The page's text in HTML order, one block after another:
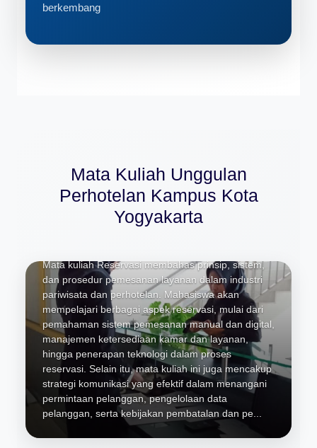
berkembang
Mata Kuliah Unggulan
Perhotelan Kampus Kota
Yogyakarta
Mata kuliah Reservasi membahas prinsip, sistem,
dan prosedur pemesanan layanan dalam industri
pariwisata dan perhotelan. Mahasiswa akan
mempelajari berbagai aspek reservasi, mulai dari
pemahaman sistem pemesanan manual dan digital,
manajemen ketersediaan kamar dan layanan,
hingga penerapan teknologi dalam proses
reservasi. Selain itu, mata kuliah ini juga mencakup
strategi komunikasi yang efektif dalam menangani
permintaan pelanggan, pengelolaan data
pelanggan, serta kebijakan pembatalan dan pe...
Restoran